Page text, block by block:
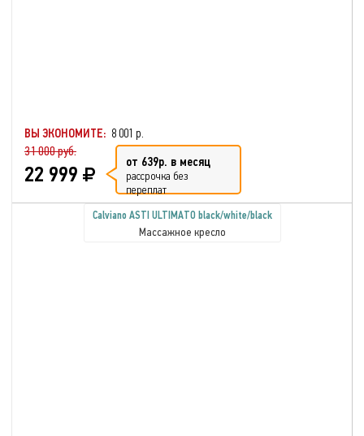
ВЫ ЭКОНОМИТЕ: 8 001 р.
31 000 руб.
22 999 от 639р. в месяц
рассрочка без
переплат
Calviano ASTI ULTIMATO black/white/black
Массажное кресло